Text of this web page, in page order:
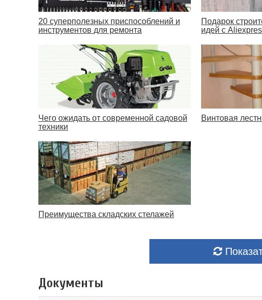
20 суперполезных приспособлений и
инструментов для ремонта
Подарок
идей с
Чего ожидать от современной садовой
техники
Винтовая
Преимущества складских стелажей
Документы